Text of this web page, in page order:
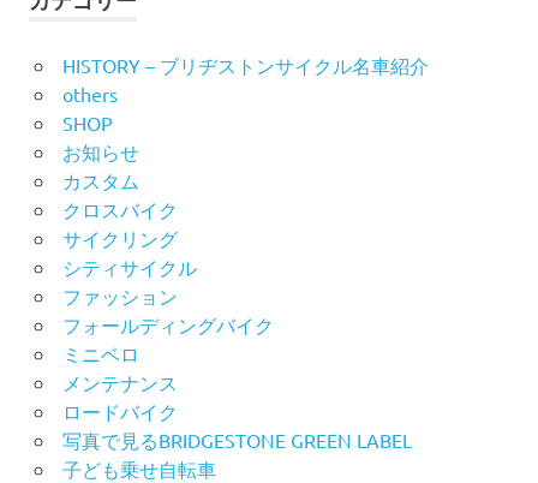
HISTORY – ブリヂストンサイクル名車紹介
others
SHOP
お知らせ
カスタム
クロスバイク
サイクリング
シティサイクル
ファッション
フォールディングバイク
ミニベロ
メンテナンス
ロードバイク
写真で見るBRIDGESTONE GREEN LABEL
子ども乗せ自転車